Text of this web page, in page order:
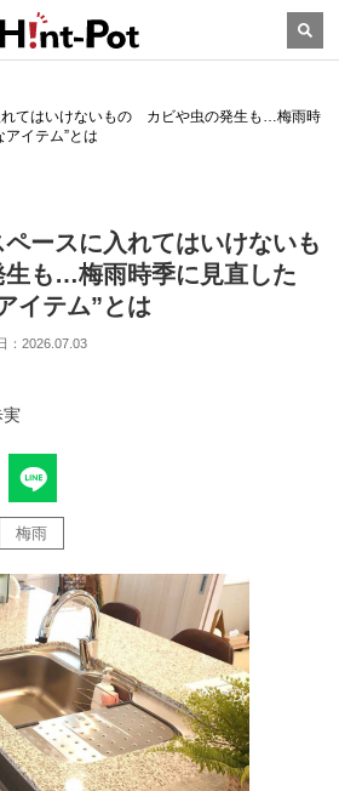
れてはいけないもの カビや虫の発生も…梅雨時
イテム”とは
ースに入れてはいけないも
も…梅雨時季に見直した
イテム”とは
：2026.07.03
実
梅雨